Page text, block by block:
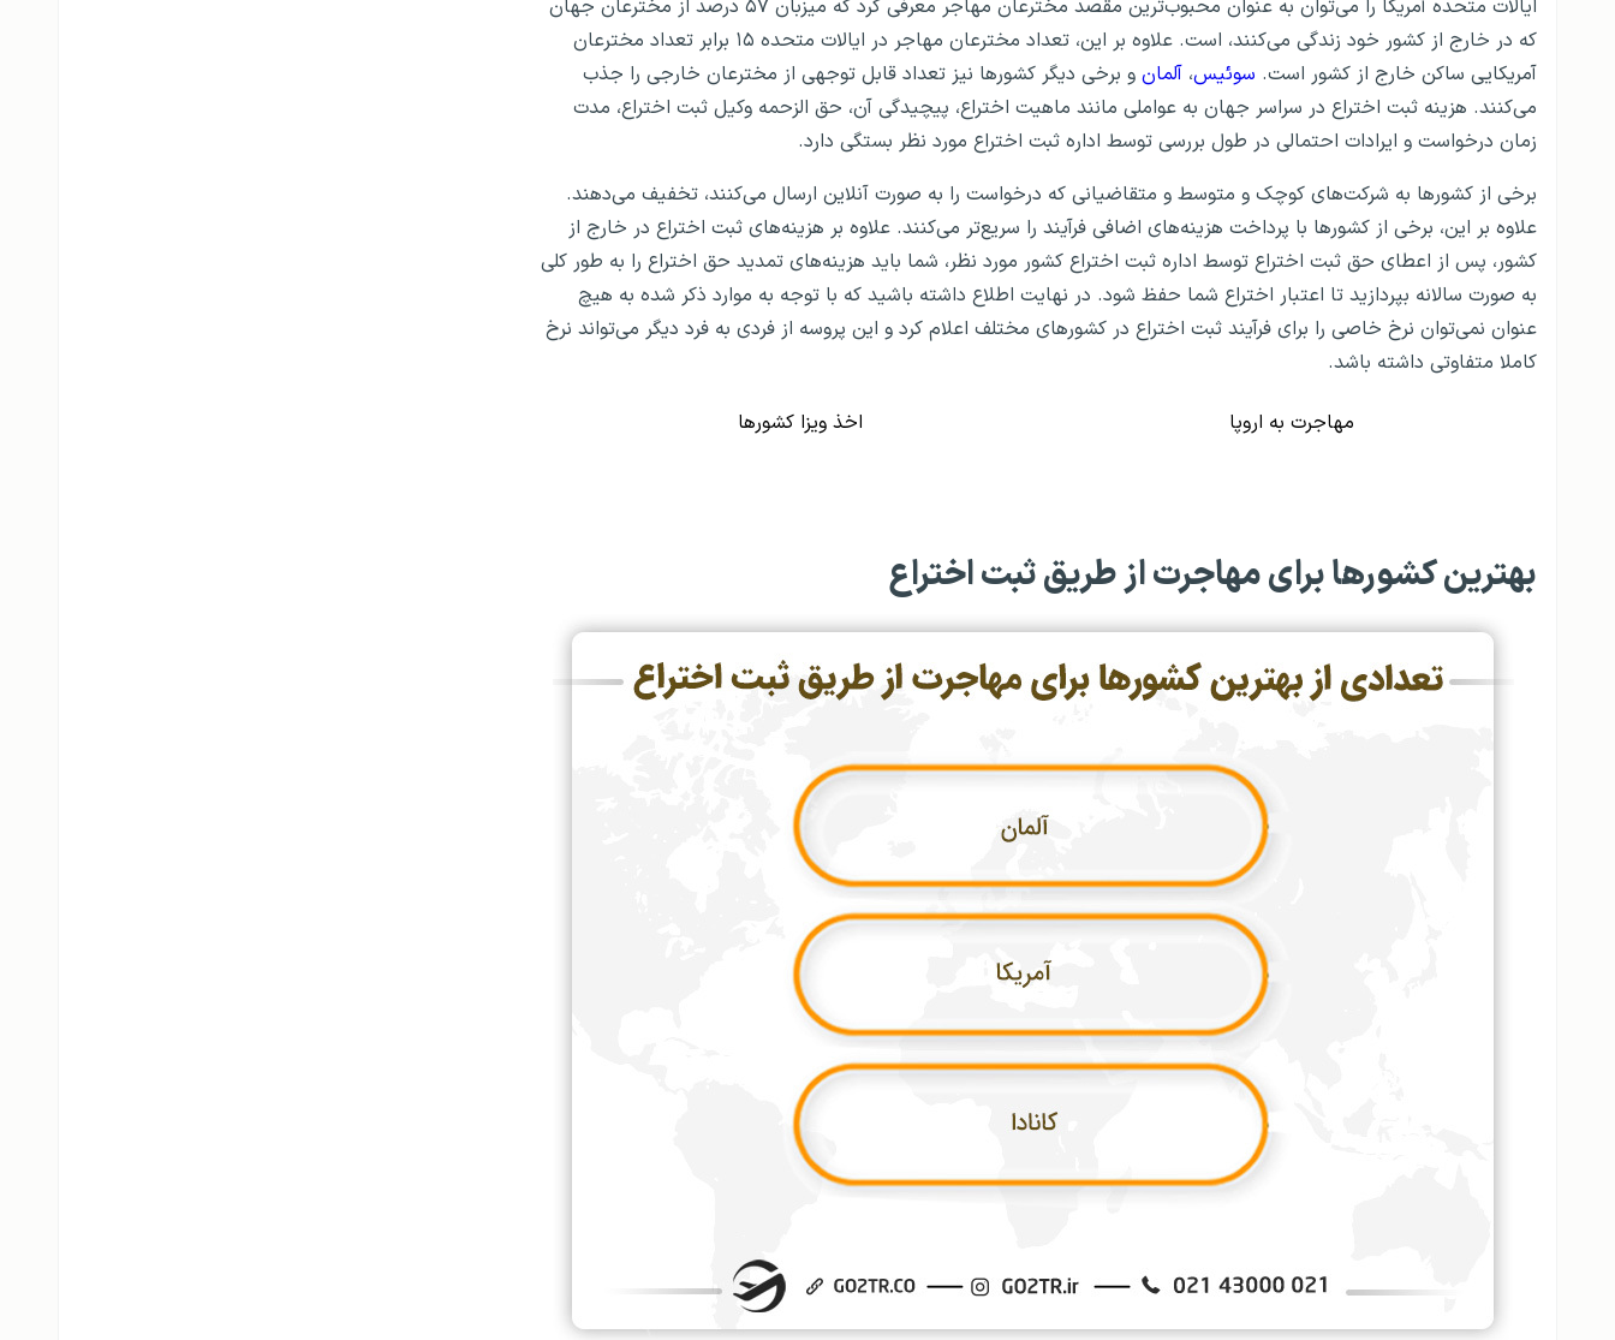
ایالات متحده آمریکا را می‌توان به عنوان محبوب‌ترین مقصد مخترعان مهاجر معرفی کرد که میزبان ۵۷ درصد از مخترعان جهان
که در خارج از کشور خود زندگی می‌کنند، است. علاوه بر این، تعداد مخترعان مهاجر در ایالات متحده ۱۵ برابر تعداد مخترعان
آمریکایی ساکن خارج از کشور است. سوئیس، آلمان و برخی دیگر کشورها نیز تعداد قابل توجهی از مخترعان خارجی را جذب
می‌کنند. هزینه ثبت اختراع در سراسر جهان به عواملی مانند ماهیت اختراع، پیچیدگی آن، حق الزحمه وکیل ثبت اختراع، مدت
زمان درخواست و ایرادات احتمالی در طول بررسی توسط اداره ثبت اختراع مورد نظر بستگی دارد.
برخی از کشورها به شرکت‌های کوچک و متوسط ​​و متقاضیانی که درخواست را به صورت آنلاین ارسال می‌کنند، تخفیف می‌دهند.
علاوه بر این، برخی از کشورها با پرداخت هزینه‌های اضافی فرآیند را سریع‌تر می‌کنند. علاوه بر هزینه‌های ثبت اختراع در خارج از
کشور، پس از اعطای حق ثبت اختراع توسط اداره ثبت اختراع کشور مورد نظر، شما باید هزینه‌های تمدید حق اختراع را به طور کلی
به صورت سالانه بپردازید تا اعتبار اختراع شما حفظ شود. در نهایت اطلاع داشته باشید که با توجه به موارد ذکر شده به هیچ
عنوان نمی‌توان نرخ خاصی را برای فرآیند ثبت اختراع در کشورهای مختلف اعلام کرد و این پروسه از فردی به فرد دیگر می‌تواند نرخ
کاملا متفاوتی داشته باشد.
مهاجرت به اروپا اخذ ویزا کشورها
بهترین کشورها برای مهاجرت از طریق ثبت اختراع